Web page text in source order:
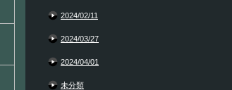
2024/02/11
2024/03/27
2024/04/01
未分類